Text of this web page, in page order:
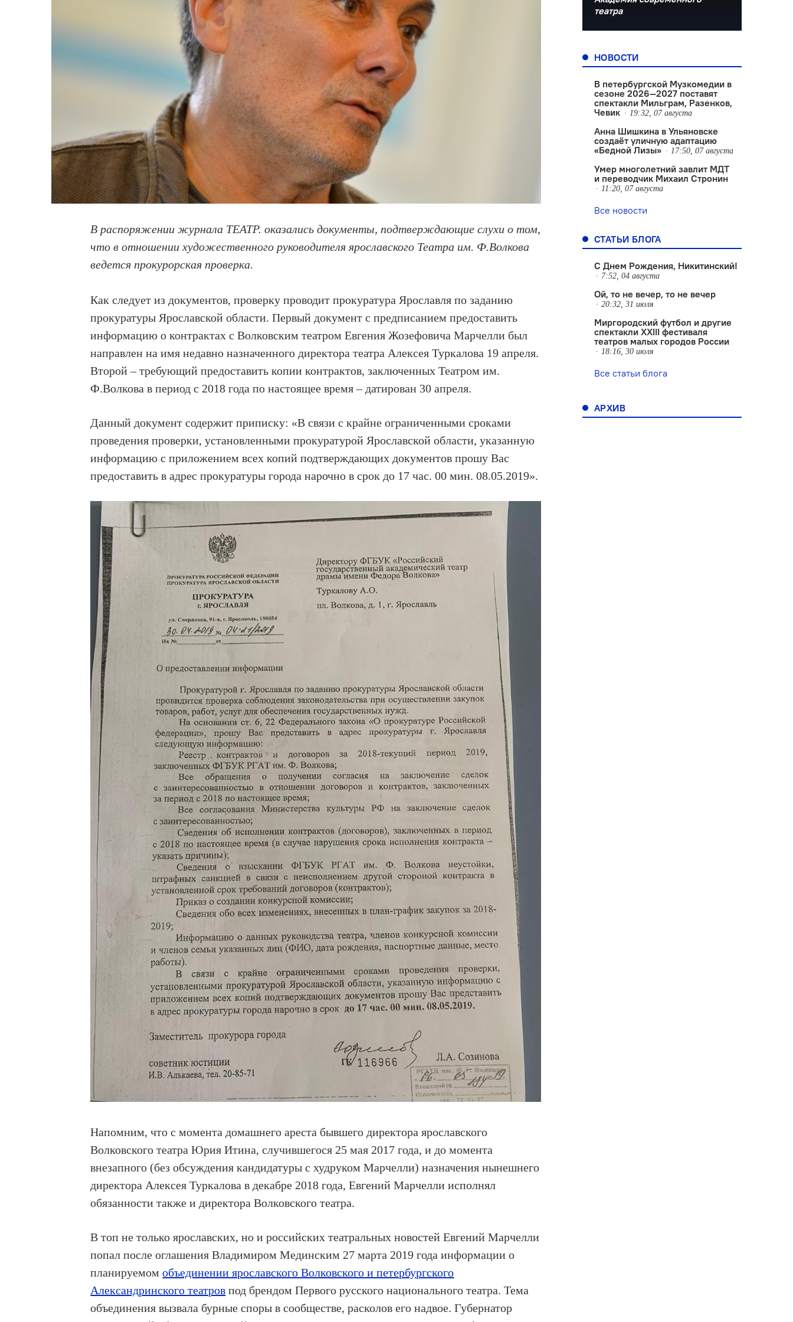
В распоряжении журнала ТЕАТР. оказались документы, подтверждающие слухи о том,
что в отношении художественного руководителя ярославского Театра им. Ф.Волкова
ведется прокурорская проверка.
Как следует из документов, проверку проводит прокуратура Ярославля по заданию
прокуратуры Ярославской области. Первый документ с предписанием предоставить
информацию о контрактах с Волковским театром Евгения Жозефовича Марчелли был
направлен на имя недавно назначенного директора театра Алексея Туркалова 19 апреля.
Второй – требующий предоставить копии контрактов, заключенных Театром им.
Ф.Волкова в период с 2018 года по настоящее время – датирован 30 апреля.
Данный документ содержит приписку: «В связи с крайне ограниченными сроками
проведения проверки, установленными прокуратурой Ярославской области, указанную
информацию с приложением всех копий подтверждающих документов прошу Вас
предоставить в адрес прокуратуры города нарочно в срок до 17 час. 00 мин. 08.05.2019».
Напомним, что с момента домашнего ареста бывшего директора ярославского
Волковского театра Юрия Итина, случившегося 25 мая 2017 года, и до момента
внезапного (без обсуждения кандидатуры с худруком Марчелли) назначения нынешнего
директора Алексея Туркалова в декабре 2018 года, Евгений Марчелли исполнял
обязанности также и директора Волковского театра.
В топ не только ярославских, но и российских театральных новостей Евгений Марчелли
попал после оглашения Владимиром Мединским 27 марта 2019 года информации о
планируемомобъединении ярославского Волковского и петербургского
Александринского театров под брендом Первого русского национального театра. Тема
объединения вызвала бурные споры в сообществе, расколов его надвое. Губернатор
театра
НОВОСТИ
В петербургской Музкомедии в
сезоне 2026—2027 поставят
спектакли Мильграм, Разенков,
Чевик
19:32, 07 августа
Анна Шишкина в Ульяновске
создаëт уличную адаптацию
«Бедной Лизы»
17:50, 07 августа
Умер многолетний завлит МДТ
и переводчик Михаил Стронин
11:20, 07 августа
Все новости
СТАТЬИ БЛОГА
С Днем Рождения, Никитинский!
7:52, 04 августа
Ой, то не вечер, то не вечер
20:32, 31 июля
Миргородский футбол и другие
спектакли XXIII фестиваля
театров малых городов России
18:16, 30 июля
Все статьи блога
АРХИВ